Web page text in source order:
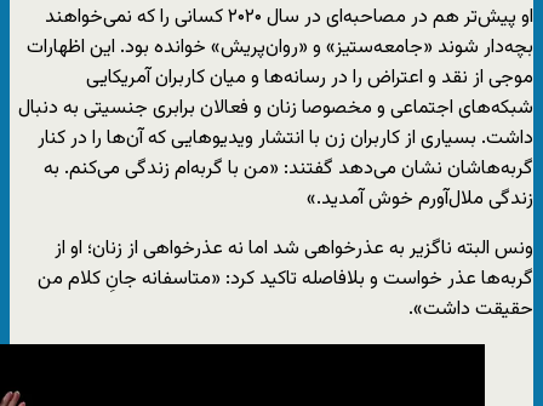
او پیش‌تر هم در مصاحبه‌ای در سال ۲۰۲۰ کسانی را که نمی‌‌خواهند
بچه‌دار شوند «جامعه‌ستیز» و «روان‌پریش» خوانده بود. این اظهارات
موجی از نقد و اعتراض را در رسانه‌ها و میان کاربران آمریکایی
شبکه‌های اجتماعی و مخصوصا زنان و فعالان برابری جنسیتی به دنبال
داشت. بسیاری از کاربران زن با انتشار ویدیوهایی که آن‌ها را در کنار
گربه‌هاشان نشان می‌دهد گفتند: «من با گربه‌ام زندگی می‌کنم. به
زندگی ملال‌‌‌آورم خوش آمدید.»
ونس البته ناگزیر به عذرخواهی شد اما نه عذرخواهی از زنان؛ او از
گربه‌ها عذر خواست و بلافاصله تاکید کرد: «متاسفانه جانِ کلام من
حقیقت داشت».